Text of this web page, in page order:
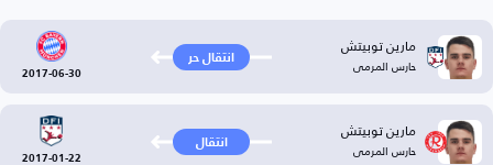
مارين توبيتش
حارس المرمى انتقال حر
2017-06-30
مارين توبيتش
حارس المرمى انتقال
2017-01-22